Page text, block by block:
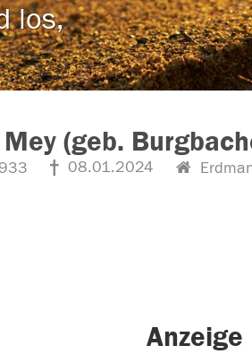
los,
(geb.
08.01.2024
Anzeige